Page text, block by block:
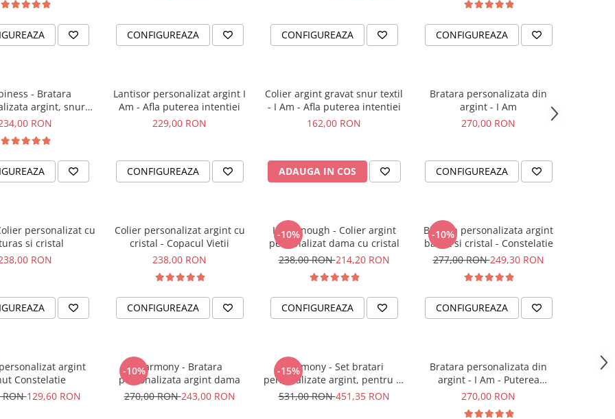
CONFIGUREAZA CONFIGUREAZA CONFIGUREAZA
- Bratara
argint, snur
piele simbol
RON
Lantisor personalizat argint I
Am - Afla puterea intentiei
229,00 RON
CONFIGUREAZA
Colier argint gravat snur textil
- I Am - Afla puterea intentiei
162,00 RON
ADAUGA IN COS
Bratara personalizata din
argint - I Am
270,00 RON
CONFIGUREAZA
personalizat cu
si cristal
RON
Colier personalizat argint cu
cristal - Copacul Vietii
238,00 RON
CONFIGUREAZA
-10%
I am Enough - Colier argint
personalizat dama cu cristal
238,00 RON214,20 RON
CONFIGUREAZA
-10%
Bratara personalizata argint
banut si cristal - Constelatie
277,00 RON249,30 RON
CONFIGUREAZA
argint
Constelatie
RON129,60 RON
-10%Harmony - Bratara
personalizata argint dama
270,00 RON243,00 RON
-15%
Harmony - Set bratari
personalizate argint, pentru el
si ea
531,00 RON451,35 RON
Bratara personalizata din
argint - I Am - Puterea
intentiei la mana ta
270,00 RON